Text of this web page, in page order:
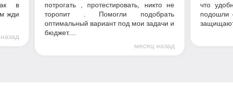
в
жди
потрогать , протестировать, никто не
торопит . Помогли подобрать
оптимальный вариант под мои задачи и
бюджет....
месяц назад
что
подошли
защищают